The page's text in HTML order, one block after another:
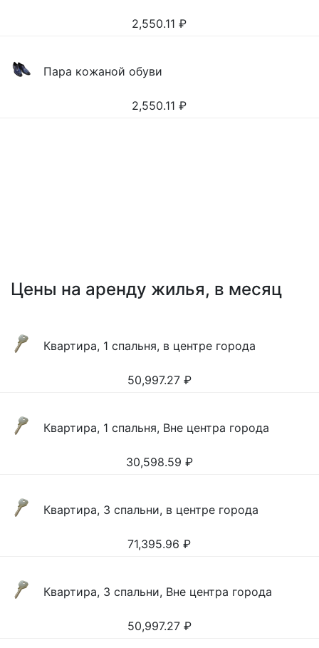
2,550.11 ₽
Пара кожаной обуви
2,550.11 ₽
Цены на аренду жилья, в месяц
Квартира, 1 спальня, в центре города
50,997.27 ₽
Квартира, 1 спальня, Вне центра города
30,598.59 ₽
Квартира, 3 спальни, в центре города
71,395.96 ₽
Квартира, 3 спальни, Вне центра города
50,997.27 ₽